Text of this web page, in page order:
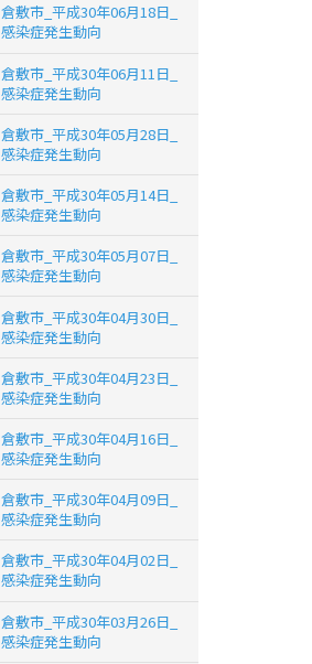
倉敷市_平成30年06月18日_
感染症発生動向
倉敷市_平成30年06月11日_
感染症発生動向
倉敷市_平成30年05月28日_
感染症発生動向
倉敷市_平成30年05月14日_
感染症発生動向
倉敷市_平成30年05月07日_
感染症発生動向
倉敷市_平成30年04月30日_
感染症発生動向
倉敷市_平成30年04月23日_
感染症発生動向
倉敷市_平成30年04月16日_
感染症発生動向
倉敷市_平成30年04月09日_
感染症発生動向
倉敷市_平成30年04月02日_
感染症発生動向
倉敷市_平成30年03月26日_
感染症発生動向